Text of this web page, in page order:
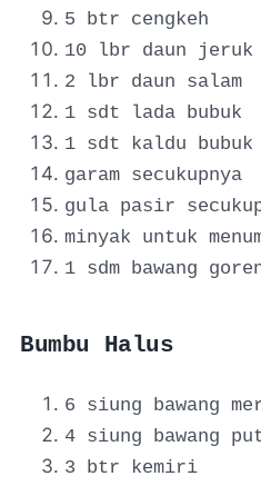
5 btr cengkeh
10 lbr daun jeruk
2 lbr daun salam
1 sdt lada bubuk
1 sdt kaldu bubuk
garam secukupnya
gula pasir
minyak untuk
1 sdm bawang
Bumbu Halus
6 siung bawang
4 siung bawang
3 btr kemiri